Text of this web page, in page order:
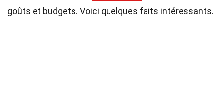
goûts et budgets. Voici quelques faits intéressants.